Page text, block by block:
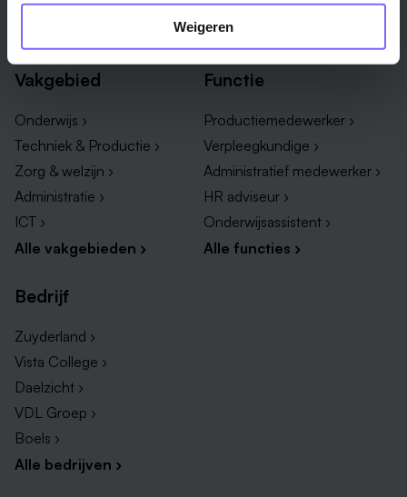
Weigeren
Weert ›
Vakgebied
Onderwijs ›
Techniek & Productie ›
Zorg & welzijn ›
Administratie ›
ICT ›
Alle vakgebieden ›
Functie
Productiemedewerker ›
Verpleegkundige ›
Administratief medewerker ›
HR adviseur ›
Onderwijsassistent ›
Alle functies ›
Bedrijf
Zuyderland ›
Vista College ›
Daelzicht ›
VDL Groep ›
Boels ›
Alle bedrijven ›